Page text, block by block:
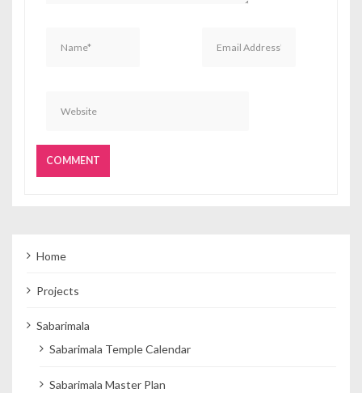
Home
Projects
Sabarimala
Sabarimala Temple Calendar
Sabarimala Master Plan